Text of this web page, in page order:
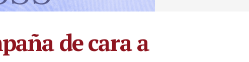
de cara a